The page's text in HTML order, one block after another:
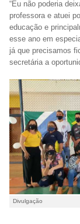
“Eu não poderia
professora e atuei
educação e
esse ano em
já que precisamos
secretária a
Divulgação